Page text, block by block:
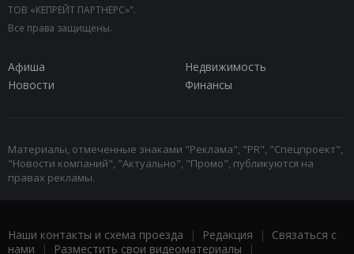
ТОВ «КЕПРЕЙТ ПАРТНЕРС»".
Все права защищены.
Афиша
Недвижимость
Новости
Финансы
Материалы, отмеченные знаками "Реклама", "PR", "Спецпроект",
"Новости компаний", "Актуально", "Промо", публикуются на
правах рекламы.
Наши контакты и схема проезда | Редакция | Связаться с
нами | Разместить свои видеоматериалы |